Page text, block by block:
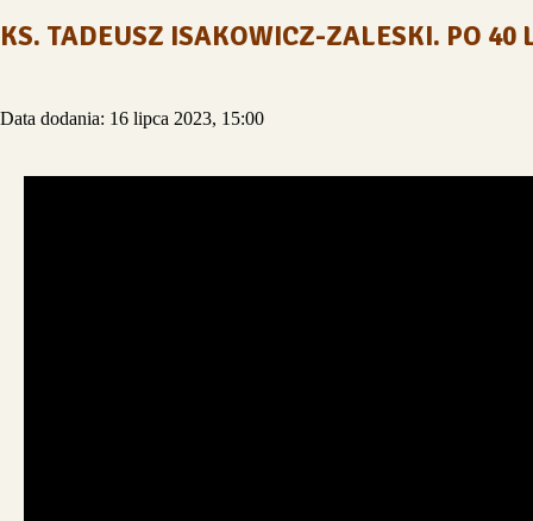
KS. TADEUSZ ISAKOWICZ-ZALESKI. PO 40
Data dodania: 16 lipca 2023, 15:00